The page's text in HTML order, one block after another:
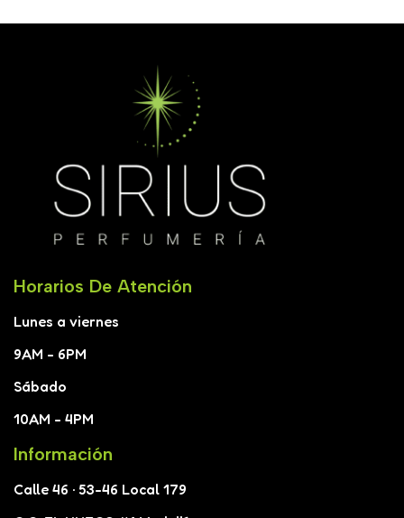
Horarios De Atención
Lunes a viernes
9AM - 6PM
Sábado
10AM - 4PM
Información
Calle 46 · 53-46 Local 179